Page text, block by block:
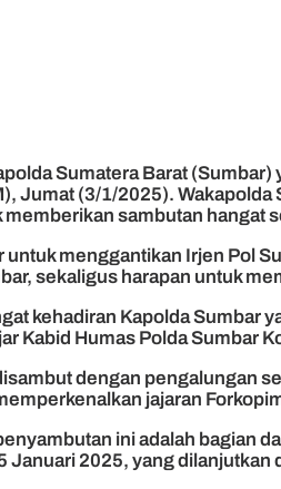
Sumatera Barat
Jumat (3/1/2025).
sambutan hangat
untuk menggantikan Irjen Pol
sekaligus harapan untuk
kehadiran Kapolda Sumbar
Kabid Humas Polda Sumbar
dengan pengalungan
jajaran
ini adalah bagian
Januari 2025, yang